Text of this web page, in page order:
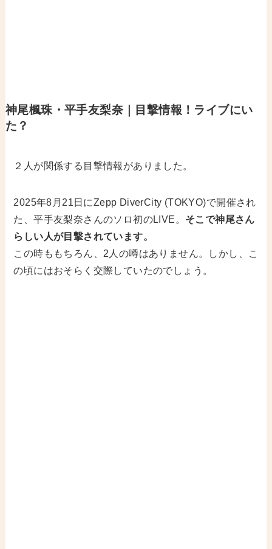
神尾楓珠・平手友梨奈｜
目撃情報！ライブにい
た？
２人が関係する目撃情報がありました。
2025年8月21日にZepp DiverCity (TOKYO)で開催され
た、平手友梨奈さんのソロ初のLIVE。 そこで神尾さん
らしい人が目撃されています。
この時ももちろん、2人の噂はありません。しかし、こ
の頃にはおそらく交際していたのでしょう。